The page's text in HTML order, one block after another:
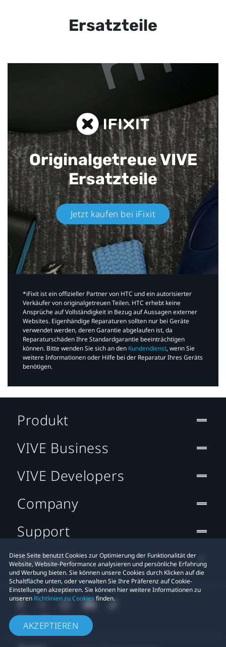
Ersatzteile
Originalgetreue VIVE
Ersatzteile
Jetzt kaufen bei iFixit​
*iFixit ist ein offizieller Partner von HTC und ein autorisierter
Verkäufer von originalgetreuen Teilen. HTC erhebt keine
Ansprüche auf Vollständigkeit in Bezug auf Aussagen externer
Websites. Eigenhändige Reparaturen sollten nur bei Geräte
verwendet werden, deren Garantie abgelaufen ist, da
Reparaturschäden Ihre Standardgarantie beeinträchtigen
können. Bitte wenden Sie sich an den Kundendienst, wenn Sie
weitere Informationen oder Hilfe bei der Reparatur Ihres Geräts
benötigen.​
Diese Seite benutzt Cookies zur Optimierung der Funktionalität der
Website, Website-Performance analysieren und persönliche Erfahrung
und Werbung bieten. Sie können unsere Cookies durch Klicken auf die
Schaltfläche unten, oder verwalten Sie Ihre Präferenz auf Cookie-
Einstellungen akzeptieren. Sie können hier weitere Informationen zu
unseren Richtlinien zu Cookiesfinden.
AKZEPTIEREN
Produkt
VIVE Business
VIVE Developers
Company
Support
Standort